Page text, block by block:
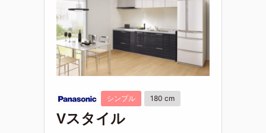
シンプル 180 cm
Vスタイル